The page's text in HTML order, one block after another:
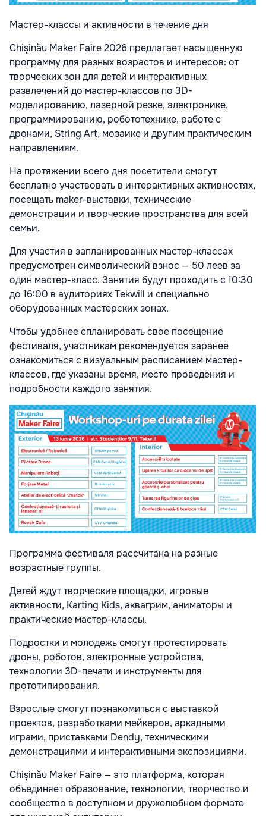
Мастер-классы и активности в течение дня
Chișinău Maker Faire 2026 предлагает насыщенную
программу для разных возрастов и интересов: от
творческих зон для детей и интерактивных
развлечений до мастер-классов по 3D-
моделированию, лазерной резке, электронике,
программированию, робототехнике, работе с
дронами, String Art, мозаике и другим практическим
направлениям.
На протяжении всего дня посетители смогут
бесплатно участвовать в интерактивных активностях,
посещать maker-выставки, технические
демонстрации и творческие пространства для всей
семьи.
Для участия в запланированных мастер-классах
предусмотрен символический взнос — 50 леев за
один мастер-класс. Занятия будут проходить с 10:30
до 16:00 в аудиториях Tekwill и специально
оборудованных мастерских зонах.
Чтобы удобнее спланировать свое посещение
фестиваля, участникам рекомендуется заранее
ознакомиться с визуальным расписанием мастер-
классов, где указаны время, место проведения и
подробности каждого занятия.
Программа фестиваля рассчитана на разные
возрастные группы.
Детей ждут творческие площадки, игровые
активности, Karting Kids, аквагрим, аниматоры и
практические мастер-классы.
Подростки и молодежь смогут протестировать
дроны, роботов, электронные устройства,
технологии 3D-печати и инструменты для
прототипирования.
Взрослые смогут познакомиться с выставкой
проектов, разработками мейкеров, аркадными
играми, приставками Dendy, техническими
демонстрациями и интерактивными экспозициями.
Chișinău Maker Faire — это платформа, которая
объединяет образование, технологии, творчество и
сообщество в доступном и дружелюбном формате